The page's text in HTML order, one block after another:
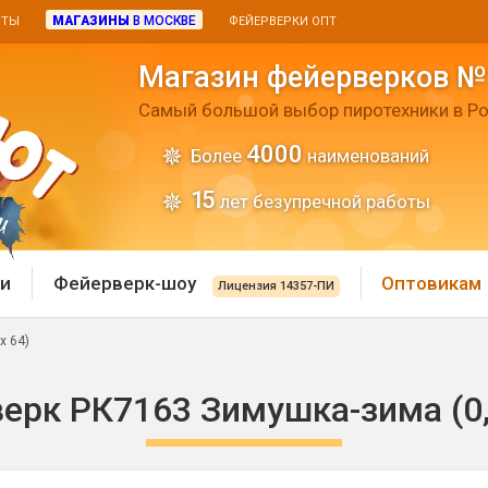
МАГАЗИНЫ В МОСКВЕ ФЕЙЕРВЕРКИ ОПТ
Магазин фейерверков
Самый большой выбор пиротехники в
Более 4000 наименований
15 лет безупречной работы
Хлопушки и
Фейерверк-шоу Лицензия 14357-ПИ Оптовикам
64)
РК7163 Зимушка-зима